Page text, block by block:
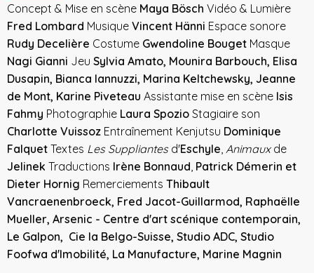
Concept & Mise en scène Maya Bösch Vidéo & Lumière
Fred Lombard Musique Vincent Hänni Espace sonore
Rudy Decelière Costume Gwendoline Bouget Masque
Nagi Gianni Jeu Sylvia Amato, Mounira Barbouch, Elisa
Dusapin, Bianca Iannuzzi, Marina Keltchewsky, Jeanne
de Mont, Karine Piveteau Assistante mise en scène Isis
Fahmy Photographie Laura Spozio Stagiaire son
Charlotte Vuissoz Entraînement Kenjutsu Dominique
Falquet Textes Les Suppliantesd'Eschyle Animaux de
Jelinek Traductions Irène Bonnaud Patrick Démerin et
Dieter Hornig Remerciements Thibault
Vancraenenbroeck, Fred Jacot-Guillarmod, Raphaëlle
Mueller, Arsenic - Centre d'art scénique contemporain,
Le Galpon, Cie la Belgo-Suisse, Studio ADC, Studio
Foofwa d'Imobilité, La Manufacture, Marine Magnin